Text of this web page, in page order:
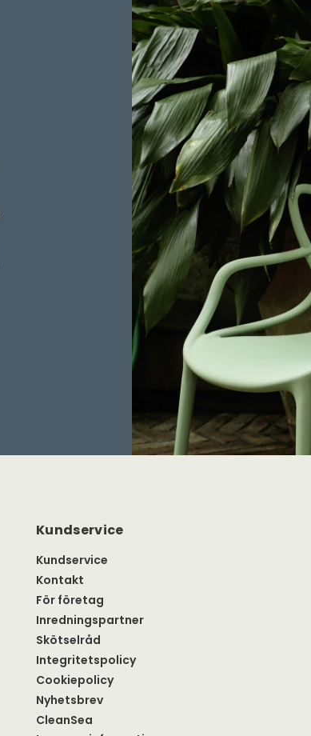
Kundservice
Kundservice
Kontakt
För företag
Inredningspartner
Skötselråd
Integritetspolicy
Cookiepolicy
Nyhetsbrev
CleanSea